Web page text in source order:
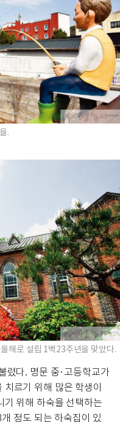
.
해로 설립 1백23주년을 맞았다.
렸다. 명문 중·고등학교가
르기 위해 많은 학생이
기 위해 하숙을 선택하는
정도 되는 하숙집이 있